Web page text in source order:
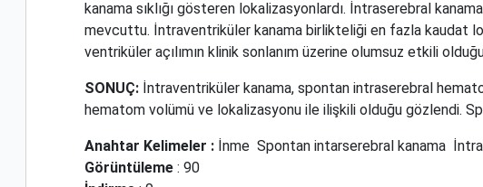
kanama sıklığı gösteren lokalizasyonlardı. İntraserebral
mevcuttu. İntraventriküler kanama birlikteliği en fazla kaudat
ventriküler açılımın klinik sonlanım üzerine olumsuz etkili
SONUÇ: İntraventriküler kanama, spontan intraserebral
hematom volümü ve lokalizasyonu ile ilişkili olduğu gözlendi.
Anahtar Kelimeler : İnme Spontan intarserebral kanama
Görüntüleme : 90